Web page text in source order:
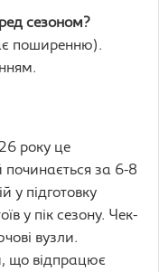
сезоном?
поширенню).
року це
починається за 6-8
у підготовку
у пік сезону. Чек-
вузли.
що відпрацює